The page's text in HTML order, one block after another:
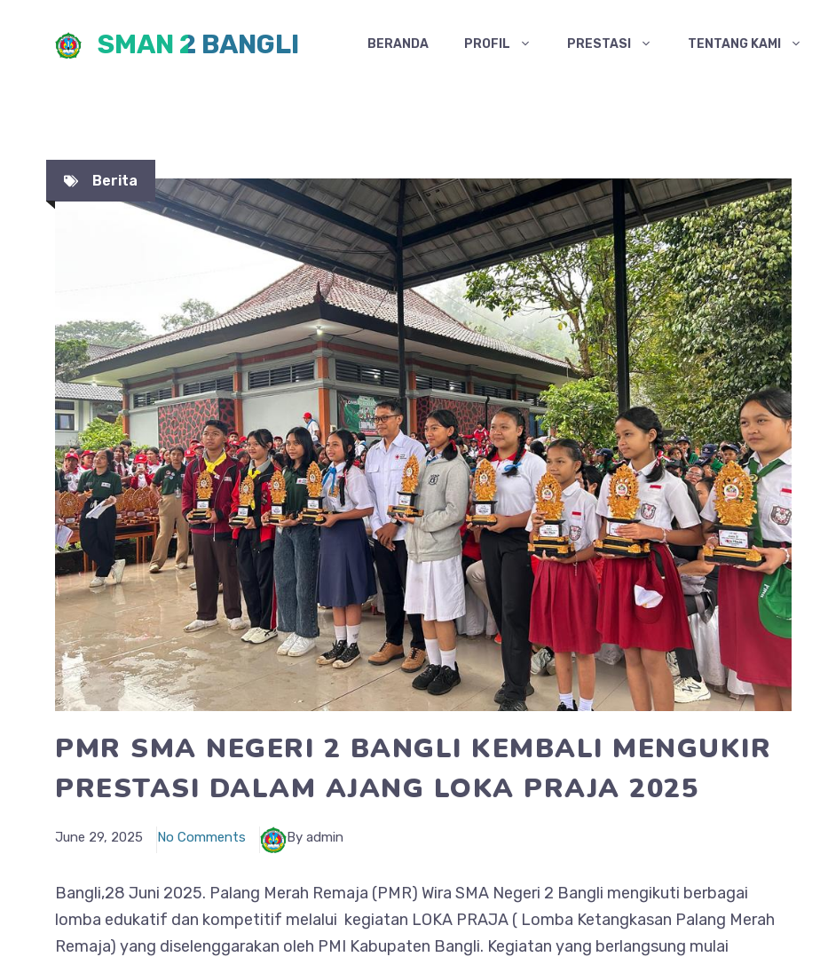
SMAN 2 BANGLI BERANDA PROFIL PRESTASI TENTANG KAMI
Berita
PMR SMA NEGERI 2 BANGLI KEMBALI MENGUKIR
PRESTASI DALAM AJANG LOKA PRAJA 2025
June 29, 2025 No Comments By admin
Bangli,28 Juni 2025. Palang Merah Remaja (PMR) Wira SMA Negeri 2 Bangli mengikuti berbagai
lomba edukatif dan kompetitif melalui kegiatan LOKA PRAJA ( Lomba Ketangkasan Palang Merah
Remaja) yang diselenggarakan oleh PMI Kabupaten Bangli. Kegiatan yang berlangsung mulai